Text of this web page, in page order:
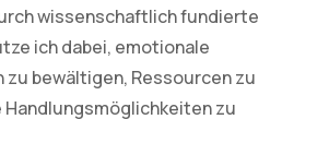
wissenschaftlich fundierte
ich dabei, emotionale
bewältigen, Ressourcen zu
zu